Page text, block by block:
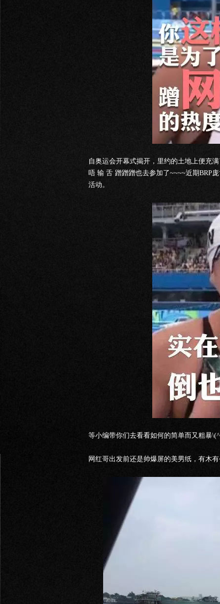
自奥运会开幕式揭开，里约的土地上便充
唔 输 舌 蹭蹭蹭也去参加了~~~~近期BRP
活动。
等小编带你们去看看如何的简单而又粗暴
网红哥出发前还是帅爆屏的美男纸，有木